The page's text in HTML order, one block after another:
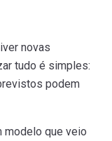
novas
tudo é simples:
podem
modelo que veio